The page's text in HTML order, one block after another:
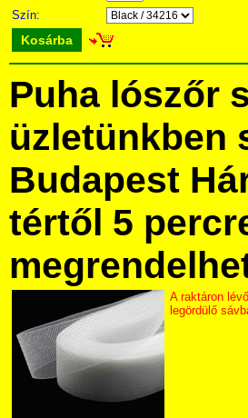
Szín:
Kosárba
Puha lószőr
üzletünkben
Budapest
tértől 5
A raktáron
legördülő